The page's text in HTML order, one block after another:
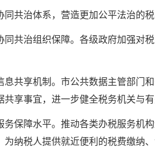
同共治体系，营造更加公平法治的
同共治组织保障。各级政府加强对
息共享机制。市公共数据主管部门
共享事宜，进一步健全税务机关与
务保障水平。推动各类办税服务机
纳税人提供就近便利的税费缴纳